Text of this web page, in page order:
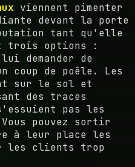
viennent pimenter
devant la porte
tant qu'elle
trois options :
demander de
coup de poêle. Les
sur le sol et
des traces
pas les
pouvez sortir
à leur place les
les clients trop